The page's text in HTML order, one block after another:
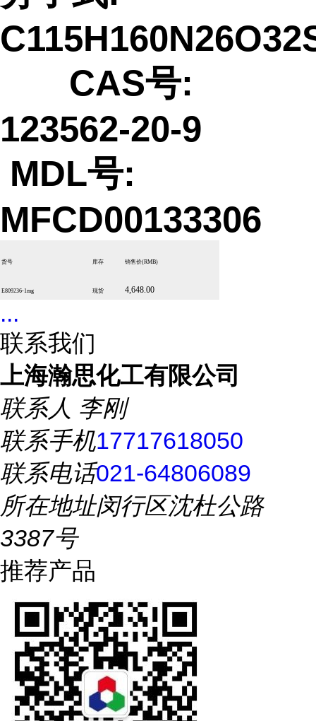
CAS号:
123562-20-9
MDL号:
MFCD00133306
货号 库存 销售价(RMB)
E809236-1mg 现货 4,648.00
...
联系我们
上海瀚思化工有限公司
联系人 李刚
联系手机17717618050
联系电话021-64806089
所在地址闵行区沈杜公路
3387号
推荐产品